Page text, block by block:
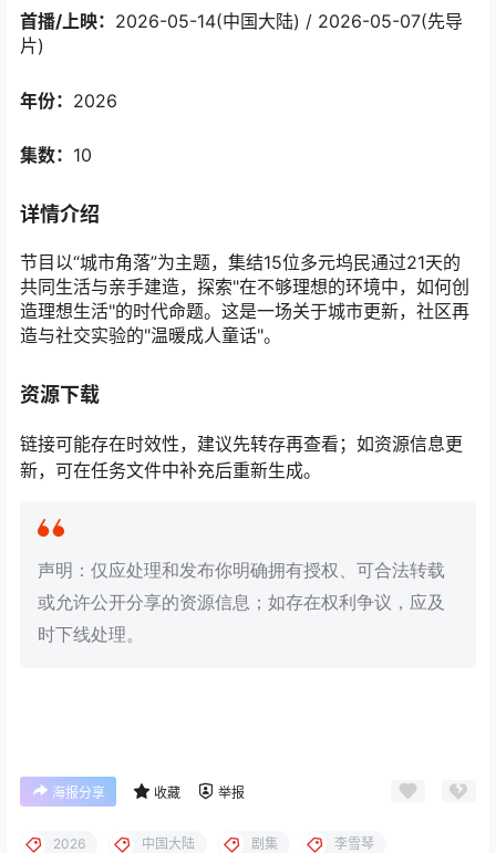
首播/上映： 2026-05-14(中国大陆) / 2026-05-07(先导
片)
年份： 2026
集数： 10
详情介绍
节目以“城市角落”为主题，集结15位多元坞民通过21天的
共同生活与亲手建造，探索"在不够理想的环境中，如何创
造理想生活"的时代命题。这是一场关于城市更新，社区再
造与社交实验的"温暖成人童话"。
资源下载
链接可能存在时效性，建议先转存再查看；如资源信息更
新，可在任务文件中补充后重新生成。
声明：仅应处理和发布你明确拥有授权、可合法转载
或允许公开分享的资源信息；如存在权利争议，应及
时下线处理。
海报分享 收藏 举报
2026 中国大陆 剧集 李雪琴